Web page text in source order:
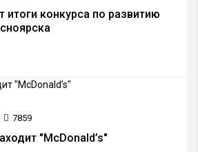
итоги конкурса по развитию
7859
"McDonald’s"